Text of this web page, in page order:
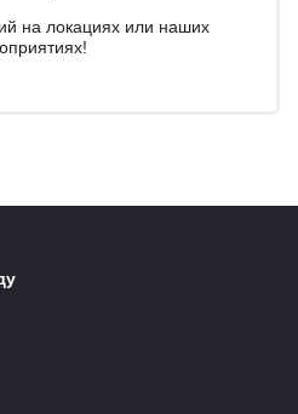
на локациях или наших